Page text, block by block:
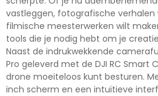
vastleggen, fotografische verhalen
filmische meesterwerken wilt
tools die je nodig hebt om je
Naast de indrukwekkende
Pro geleverd met de DJI RC Smart
drone moeiteloos kunt besturen.
inch scherm en een intuïtieve